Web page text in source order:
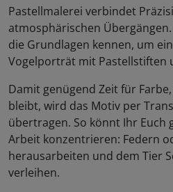
Pastellmalerei verbindet
atmosphärischen
die Grundlagen kennen, um
Vogelporträt mit Pastellstiften
Damit genügend Zeit für
bleibt, wird das Motiv per
übertragen. So könnt Ihr Euch
Arbeit konzentrieren: Federn
herausarbeiten und dem Tier
verleihen.